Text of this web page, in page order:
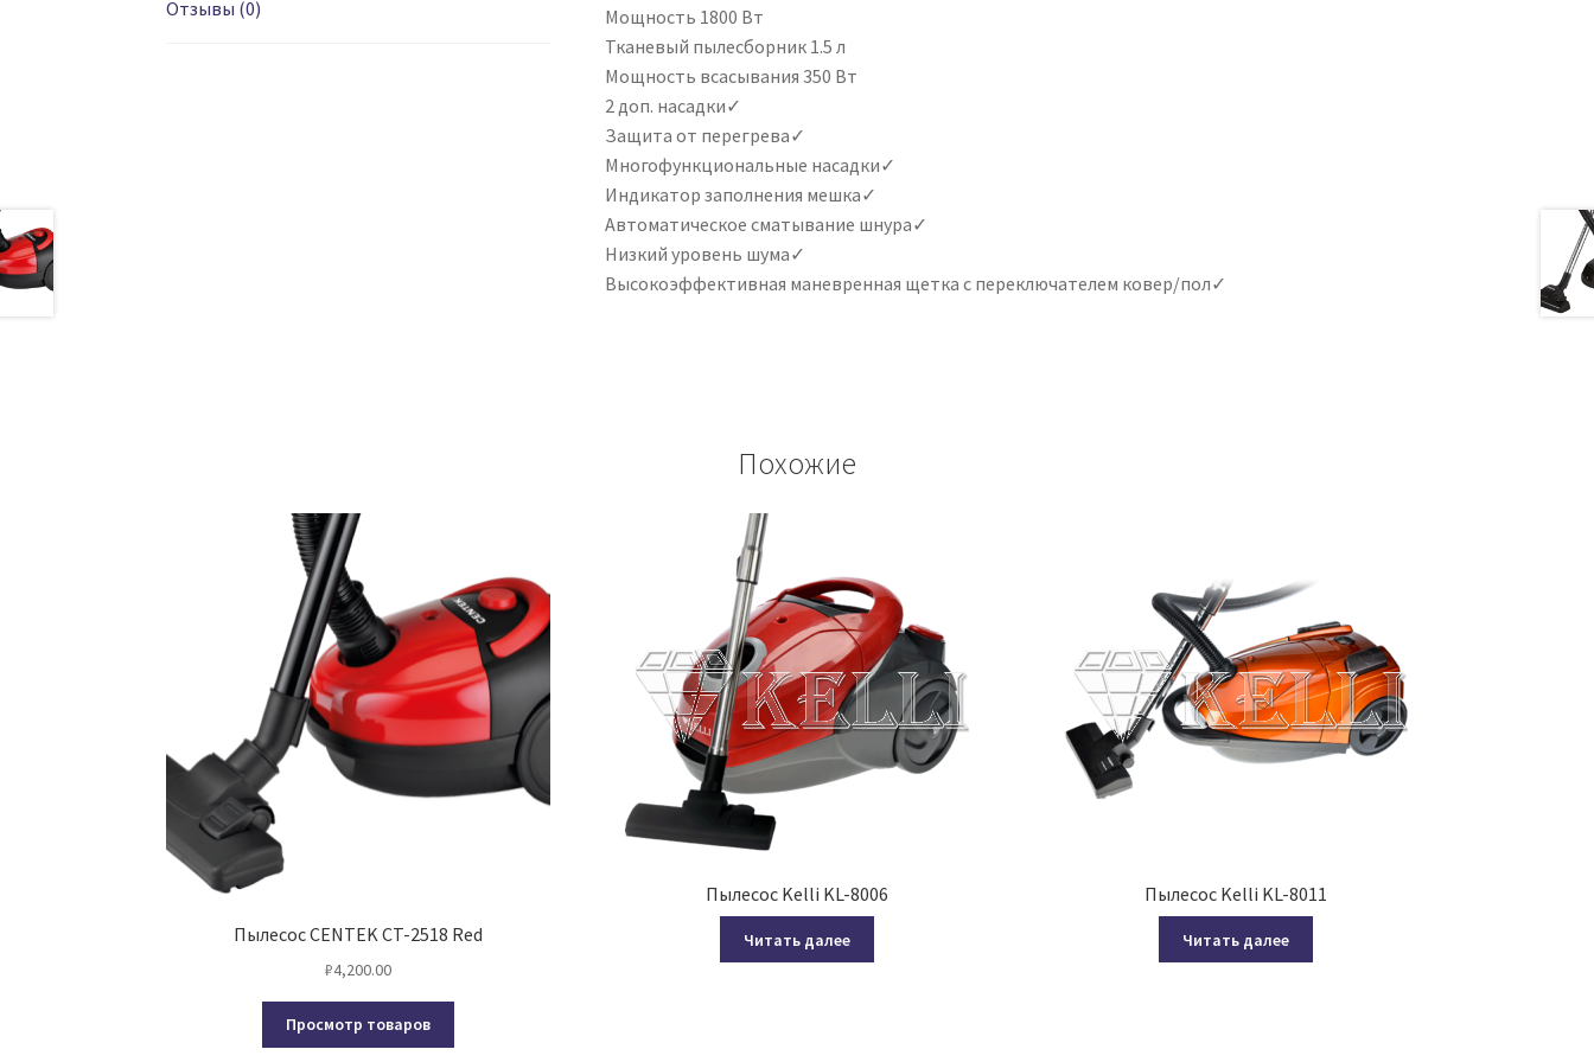
Отзывы (0)
Мощность 1800 Вт
Тканевый пылесборник 1.5 л
Мощность всасывания 350 Вт
2 доп. насадки✓
Защита от перегрева✓
Многофункциональные насадки✓
Индикатор заполнения мешка✓
Автоматическое сматывание шнура✓
Низкий уровень шума✓
Высокоэффективная маневренная щетка с переключателем ковер/пол✓
Похожие
Пылесос CENTEK CT-2518 Red
₽4,200.00
Просмотр товаров
Пылесос Kelli KL-8006
Читать далее
Пылесос Kelli KL-8011
Читать далее